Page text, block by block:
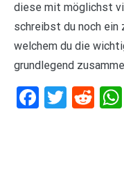
diese mit möglichst
schreibst du noch
welchem du die
grundlegend